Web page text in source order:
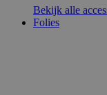
Bekijk alle
Folies